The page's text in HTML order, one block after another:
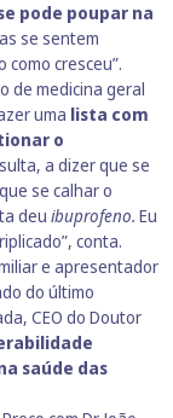
pode poupar na
se sentem
cresceu”.
de medicina geral
uma lista com
o
a dizer que se
se calhar o
deu ibuprofeno. Eu
conta.
e apresentador
do último
CEO do Doutor
saúde das